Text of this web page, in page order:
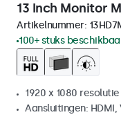
13 Inch Monitor
Artikelnummer:
100+ stuks
1920 x 1080
Aansluitingen: HDMI,